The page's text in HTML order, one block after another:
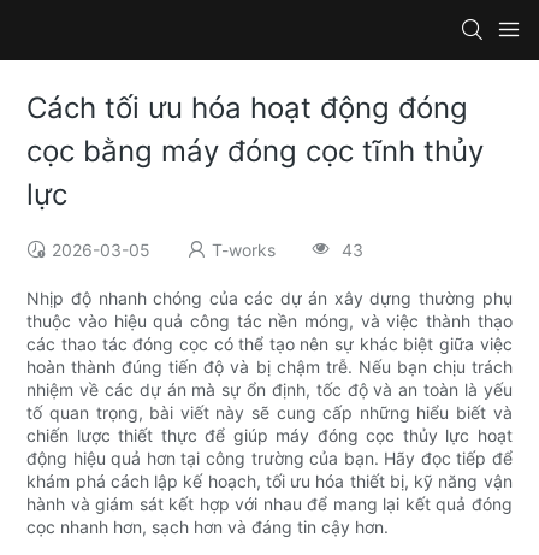
Cách tối ưu hóa hoạt động đóng
cọc bằng máy đóng cọc tĩnh thủy
lực
2026-03-05 T-works 43
Nhịp độ nhanh chóng của các dự án xây dựng thường phụ
thuộc vào hiệu quả công tác nền móng, và việc thành thạo
các thao tác đóng cọc có thể tạo nên sự khác biệt giữa việc
hoàn thành đúng tiến độ và bị chậm trễ. Nếu bạn chịu trách
nhiệm về các dự án mà sự ổn định, tốc độ và an toàn là yếu
tố quan trọng, bài viết này sẽ cung cấp những hiểu biết và
chiến lược thiết thực để giúp máy đóng cọc thủy lực hoạt
động hiệu quả hơn tại công trường của bạn. Hãy đọc tiếp để
khám phá cách lập kế hoạch, tối ưu hóa thiết bị, kỹ năng vận
hành và giám sát kết hợp với nhau để mang lại kết quả đóng
cọc nhanh hơn, sạch hơn và đáng tin cậy hơn.